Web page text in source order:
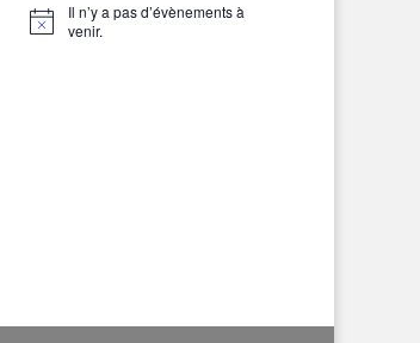
Notice
Il n’y a pas d’évènements à
venir.